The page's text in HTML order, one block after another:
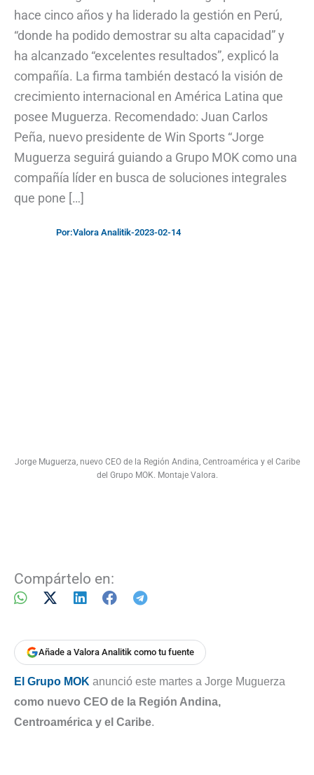
hace cinco años y ha liderado la gestión en Perú,
“donde ha podido demostrar su alta capacidad” y
ha alcanzado “excelentes resultados”, explicó la
compañía. La firma también destacó la visión de
crecimiento internacional en América Latina que
posee Muguerza. Recomendado: Juan Carlos
Peña, nuevo presidente de Win Sports “Jorge
Muguerza seguirá guiando a Grupo MOK como una
compañía líder en busca de soluciones integrales
que pone […]
Por:Valora Analitik-2023-02-14
Jorge Muguerza, nuevo CEO de la Región Andina, Centroamérica y el Caribe
del Grupo MOK. Montaje Valora.
Compártelo en:
Añade a Valora Analitik como tu fuente
El Grupo MOK anunció este martes a Jorge Muguerza
como nuevo CEO de la Región Andina,
Centroamérica y el Caribe.